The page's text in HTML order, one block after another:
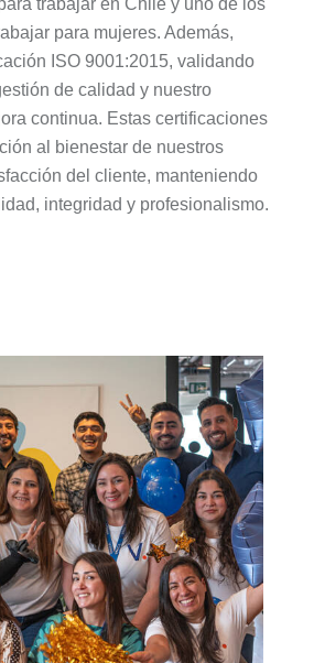
para mujeres. Además,
ISO 9001:2015, validando
de calidad y nuestro
continua. Estas certificaciones
al bienestar de nuestros
del cliente, manteniendo
integridad y profesionalismo.